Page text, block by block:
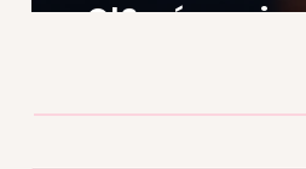
Ol6a é a